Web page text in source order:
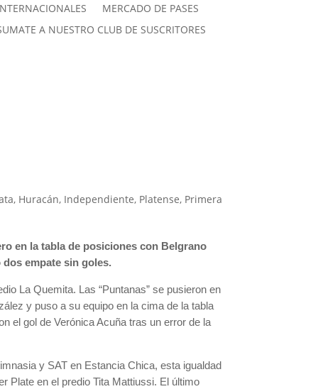
MERCADO DE PASES
A NUESTRO CLUB DE SUSCRITORES
, Huracán, Independiente, Platense, Primera
en la tabla de posiciones con Belgrano
empate sin goles.
La Quemita. Las “Puntanas” se pusieron en
y puso a su equipo en la cima de la tabla
el gol de Verónica Acuña tras un error de la
y SAT en Estancia Chica, esta igualdad
Plate en el predio Tita Mattiussi. El último